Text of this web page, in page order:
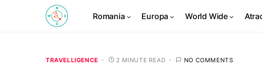
Romania Europa World Wide
TRAVELLIGENCE 2 MINUTE READ NO COMMENTS